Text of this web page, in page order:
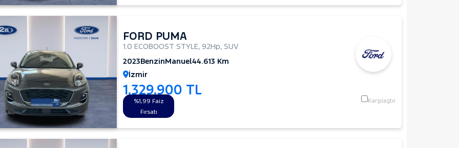
FORD PUMA
1.0 ECOBOOST STYLE, 92Hp, SUV
2023BenzinManuel44.613 Km
İzmir
1.329.900 TL
%1,99 Faiz
Fırsatı
Karşılaştır